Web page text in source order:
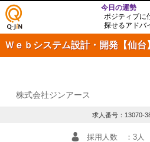
仕事
探し
の求
Q-JiN
今日の運勢
ポジティブに
探せるアドバ
Ｗｅｂシステム設計・開発【仙台
株式会社ジンアース
求人番号：13070-
採用人数
：3人